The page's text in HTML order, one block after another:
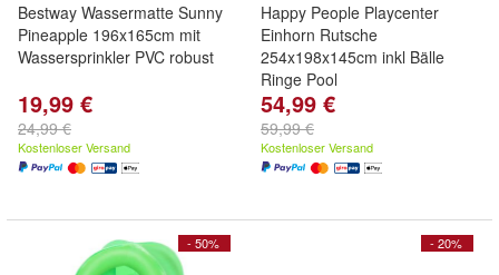
Bestway Wassermatte Sunny
Pineapple 196x165cm mit
Wassersprinkler PVC robust
19,99 €
24,99 €
Kostenloser Versand
Happy People Playcenter
Einhorn Rutsche
254x198x145cm inkl Bälle
Ringe Pool
54,99 €
59,99 €
Kostenloser Versand
- 50% - 20%